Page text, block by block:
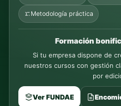
Metodología práctica
Formación
Si tu empresa dispone de
nuestros cursos con gestión
por
Ver FUNDAE